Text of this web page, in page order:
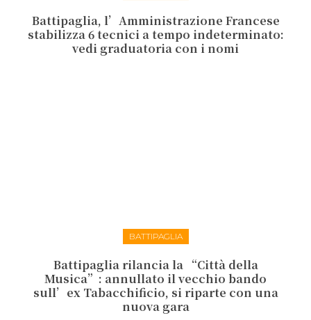
Battipaglia, l’Amministrazione Francese
stabilizza 6 tecnici a tempo indeterminato:
vedi graduatoria con i nomi
BATTIPAGLIA
Battipaglia rilancia la “Città della
Musica”: annullato il vecchio bando
sull’ex Tabacchificio, si riparte con una
nuova gara